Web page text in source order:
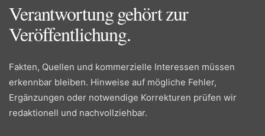
Verantwortung gehört zur
Veröffentlichung.
Fakten, Quellen und kommerzielle Interessen müssen
erkennbar bleiben. Hinweise auf mögliche Fehler,
Ergänzungen oder notwendige Korrekturen prüfen wir
redaktionell und nachvollziehbar.